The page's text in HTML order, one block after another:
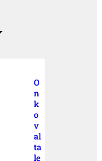
O
n
k
o
v
al
ta
le